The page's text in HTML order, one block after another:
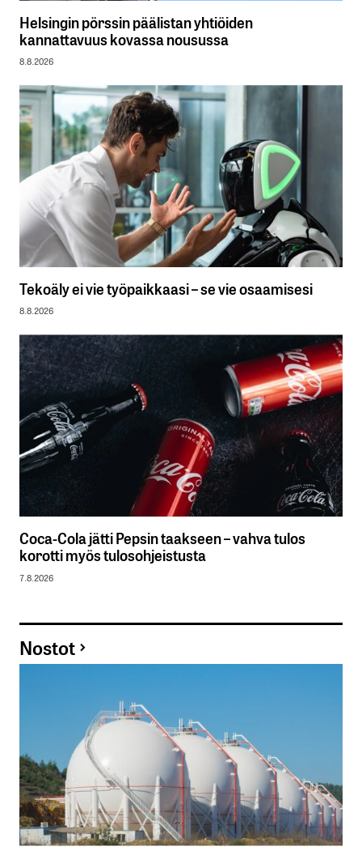
Helsingin pörssin päälistan yhtiöiden
kannattavuus kovassa nousussa
8.8.2026
Tekoäly ei vie työpaikkaasi – se vie osaamisesi
8.8.2026
Coca-Cola jätti Pepsin taakseen – vahva tulos
korotti myös tulosohjeistusta
7.8.2026
Nostot